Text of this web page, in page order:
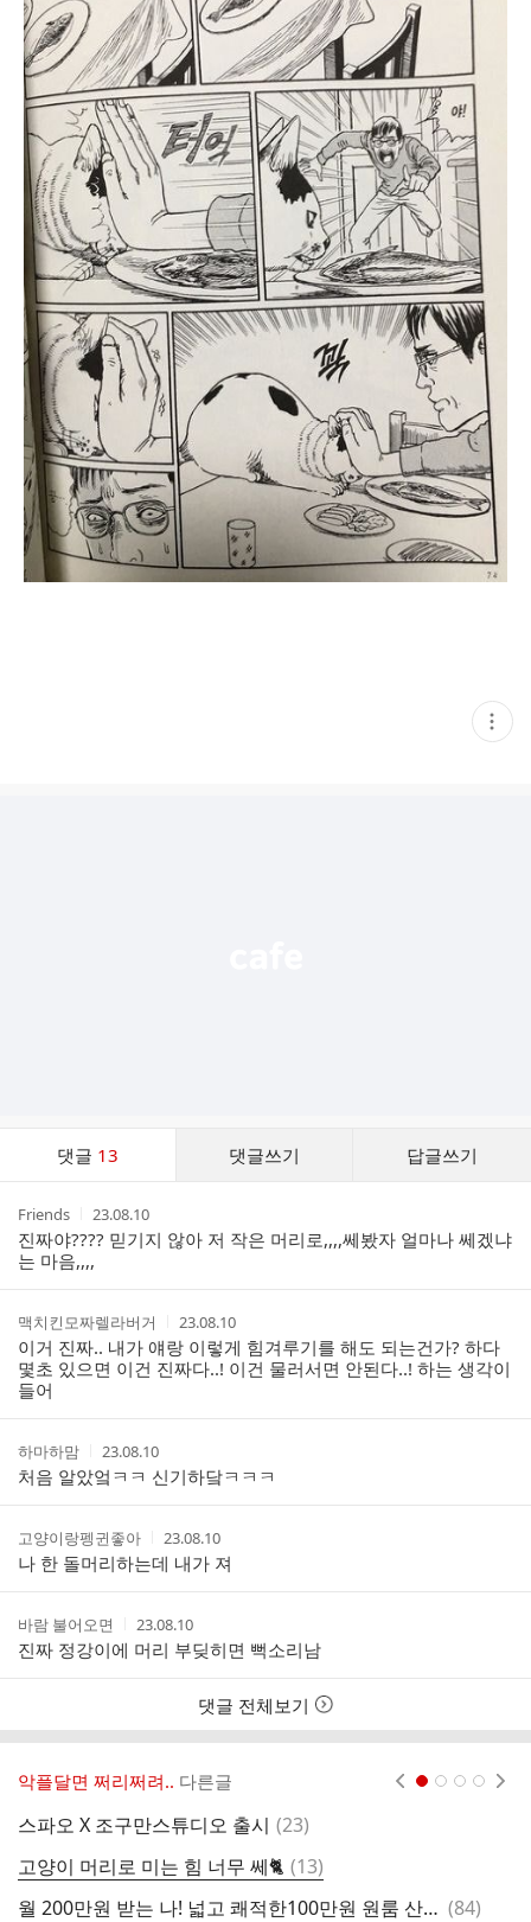
현
재
댓글 13 댓글쓰기 답글쓰기
트
작
성
자
Friends
작
성
시
간
23.08.10
진짜야???? 믿기지 않아 저 작은 머리로,,,,쎄봤자 얼마나 쎄겠냐
는 마음,,,,
작
성
자
맥치킨모짜렐라버거
작
성
시
간
23.08.10
이거 진짜.. 내가 얘랑 이렇게 힘겨루기를 해도 되는건가? 하다
몇초 있으면 이건 진짜다..! 이건 물러서면 안된다..! 하는 생각이
들어
작
성
자
하마하맘
작
성
시
간
23.08.10
처음 알았엌ㅋㅋ 신기하닼ㅋㅋㅋ
작
성
자
고양이랑펭귄좋아
작
성
시
간
23.08.10
나 한 돌머리하는데 내가 져
작
성
자
바람 불어오면
작
성
시
간
23.08.10
진짜 정강이에 머리 부딪히면 뻑소리남
댓글 전체보기
악플달면 쩌리쩌려.. 다른글
스파오 X 조구만스튜디오 출시 댓
(23)
고양이 머리로 미는 힘 너무 쎄🐈 댓
글
(13)
월 200만원 받는 나! 넓고 쾌적한100만원 원룸 산다 vs 월 25만원 비좁고 답답한 원룸 산다 댓
(84)